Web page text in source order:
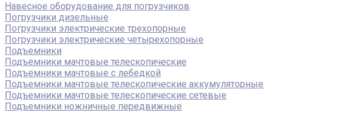
Навесное оборудование для погрузчиков
Погрузчики дизельные
Погрузчики электрические трехопорные
Погрузчики электрические четырехопорные
Подъемники
Подъемники мачтовые телескопические
Подъемники мачтовые с лебедкой
Подъемники мачтовые телескопические аккумуляторные
Подъемники мачтовые телескопические сетевые
Подъемники ножничные передвижные